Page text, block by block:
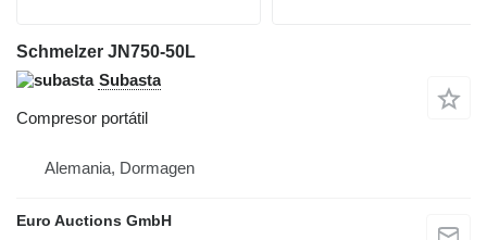
Schmelzer JN750-50L
Subasta
Compresor portátil
Alemania, Dormagen
Euro Auctions GmbH